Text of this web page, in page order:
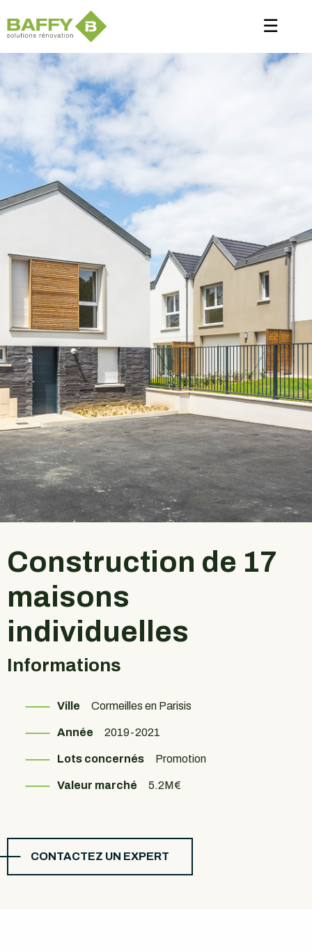
Panneau de gestion des cookies
☰
Construction de 17
maisons
individuelles
Informations
Ville Cormeilles en Parisis
Année 2019-2021
Lots concernés Promotion
Valeur marché 5.2M€
CONTACTEZ UN EXPERT